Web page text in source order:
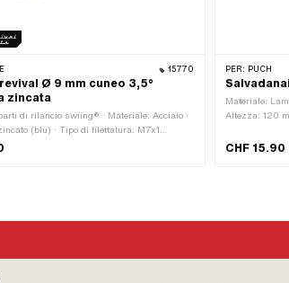
15770
Ø 9 mm cuneo 3,5°
zincata
di rilancio swiing® · Materiale: Acciaio ·
(blu) · Tipo di filettatura: M7x1
· Colore: argento · Ø esterno: 9 mm
PER: PUCH
Materiale:
Altezza: 120
CHF 15.90